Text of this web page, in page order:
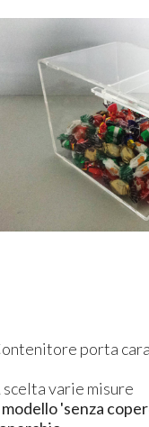
porta
scelta varie misure
modello 'senza